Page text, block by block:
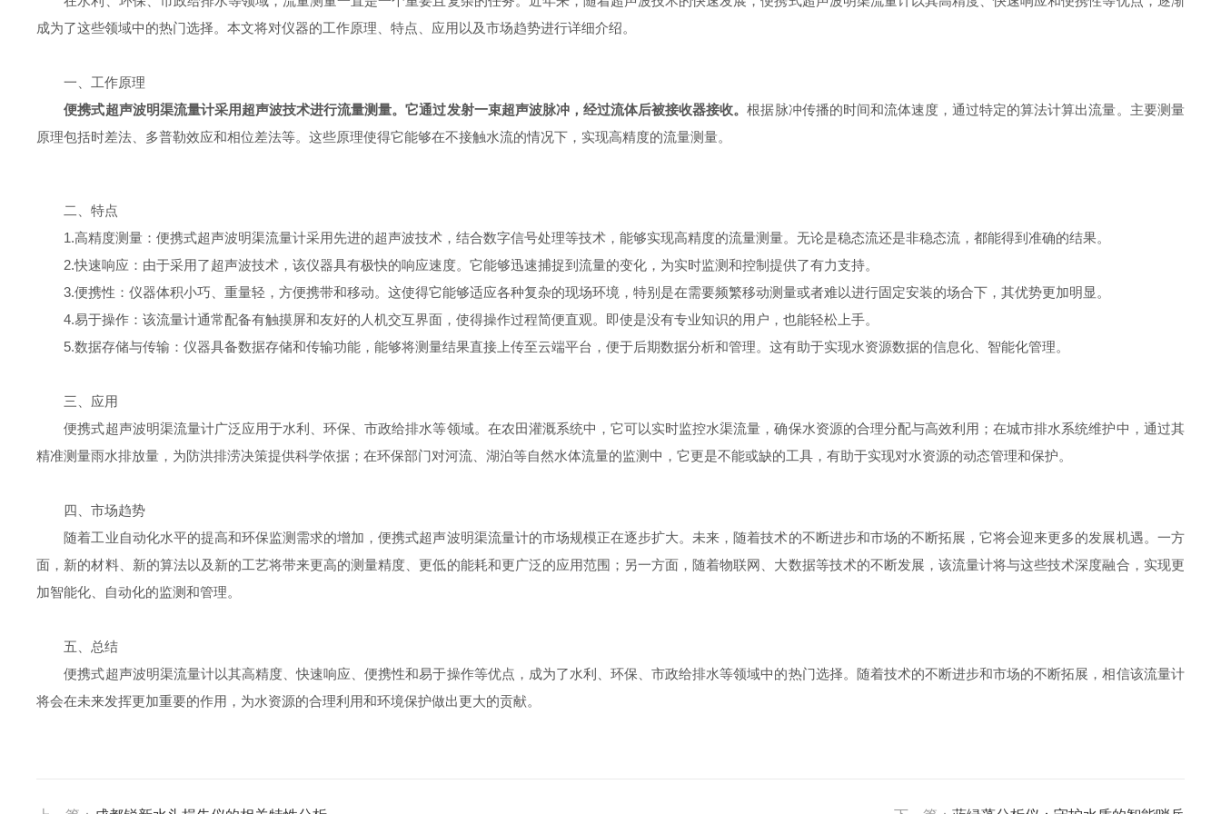
成为了这些领域中的热门选择。本文将对仪器的工作原理、特点、应用以及市场趋势进行详细介绍。
一、工作原理
便携式超声波明渠流量计采用超声波技术进行流量测量。它通过发射一束超声波脉冲，经过流体后被接收器接收。根据脉冲传播的时间和流体速度，通过特定的算法计算出流量。主要测量
原理包括时差法、多普勒效应和相位差法等。这些原理使得它能够在不接触水流的情况下，实现高精度的流量测量。
二、特点
1.高精度测量：便携式超声波明渠流量计采用先进的超声波技术，结合数字信号处理等技术，能够实现高精度的流量测量。无论是稳态流还是非稳态流，都能得到准确的结果。
2.快速响应：由于采用了超声波技术，该仪器具有极快的响应速度。它能够迅速捕捉到流量的变化，为实时监测和控制提供了有力支持。
3.便携性：仪器体积小巧、重量轻，方便携带和移动。这使得它能够适应各种复杂的现场环境，特别是在需要频繁移动测量或者难以进行固定安装的场合下，其优势更加明显。
4.易于操作：该流量计通常配备有触摸屏和友好的人机交互界面，使得操作过程简便直观。即使是没有专业知识的用户，也能轻松上手。
5.数据存储与传输：仪器具备数据存储和传输功能，能够将测量结果直接上传至云端平台，便于后期数据分析和管理。这有助于实现水资源数据的信息化、智能化管理。
三、应用
便携式超声波明渠流量计广泛应用于水利、环保、市政给排水等领域。在农田灌溉系统中，它可以实时监控水渠流量，确保水资源的合理分配与高效利用；在城市排水系统维护中，通过其
精准测量雨水排放量，为防洪排涝决策提供科学依据；在环保部门对河流、湖泊等自然水体流量的监测中，它更是不能或缺的工具，有助于实现对水资源的动态管理和保护。
四、市场趋势
随着工业自动化水平的提高和环保监测需求的增加，便携式超声波明渠流量计的市场规模正在逐步扩大。未来，随着技术的不断进步和市场的不断拓展，它将会迎来更多的发展机遇。一方
面，新的材料、新的算法以及新的工艺将带来更高的测量精度、更低的能耗和更广泛的应用范围；另一方面，随着物联网、大数据等技术的不断发展，该流量计将与这些技术深度融合，实现更
加智能化、自动化的监测和管理。
五、总结
便携式超声波明渠流量计以其高精度、快速响应、便携性和易于操作等优点，成为了水利、环保、市政给排水等领域中的热门选择。随着技术的不断进步和市场的不断拓展，相信该流量计
将会在未来发挥更加重要的作用，为水资源的合理利用和环境保护做出更大的贡献。